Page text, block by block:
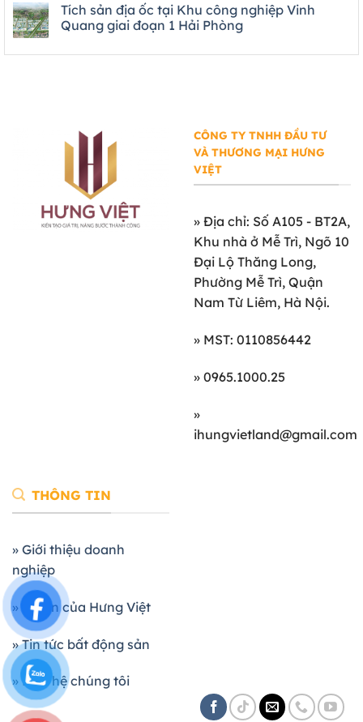
Tích sản địa ốc tại Khu công nghiệp Vinh
Quang giai đoạn 1 Hải Phòng
CÔNG TY TNHH ĐẦU TƯ
VÀ THƯƠNG MẠI HƯNG
VIỆT
» Địa chỉ: Số A105 - BT2A,
Khu nhà ở Mễ Trì, Ngõ 10
Đại Lộ Thăng Long,
Phường Mễ Trì, Quận
Nam Từ Liêm, Hà Nội.
» MST: 0110856442
» 0965.1000.25
»
ihungvietland@gmail.com
THÔNG TIN
» Giới thiệu doanh
nghiệp
» Dự án của Hưng Việt
» Tin tức bất động sản
» Liên hệ chúng tôi